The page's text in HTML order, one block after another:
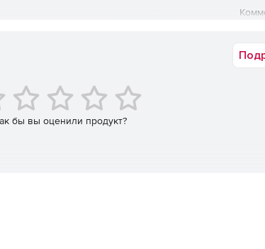
без труда развернуть единообразный внешний
платформы, Kendo UI предлагает лучшую
с использованием популярных современных
и Vue. Kendo UI вписывается в среду, поэтому не
бы вы оценили продукт?